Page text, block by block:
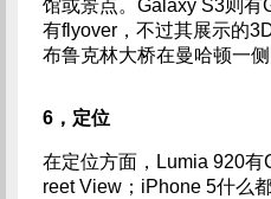
馆或景点。Galaxy S3则
有flyover，不过其展示的
布鲁克林大桥在曼哈顿一
6，定位
在定位方面，Lumia 920
reet View；iPhone 5什么都